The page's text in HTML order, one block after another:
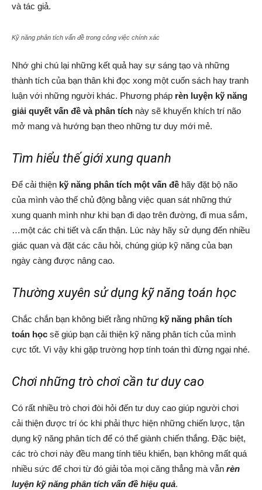
và tác giả.
Kỹ năng phân tích vấn đề trong công việc chính xác
Nhớ ghi chú lại những kết quả hay sự sáng tạo và những
thành tích của bạn thân khi đọc xong một cuốn sách hay tranh
luận với những người khác. Phương pháp rèn luyện kỹ năng
giải quyết vấn đề và phân tích này sẽ khuyến khích trí não
mở mang và hướng bạn theo những tư duy mới mẻ.
Tìm hiểu thế giới xung quanh
Để cải thiện kỹ năng phân tích một vấn đề hãy đặt bộ não
của mình vào thế chủ động bằng việc quan sát những thứ
xung quanh mình như khi bạn đi dạo trên đường, đi mua sắm,
…một các chi tiết và cẩn thận. Lúc này hãy sử dụng đến nhiều
giác quan và đặt các câu hỏi, chúng giúp kỹ năng của bạn
ngày càng được nâng cao.
Thường xuyên sử dụng kỹ năng toán học
Chắc chắn bạn không biết rằng những kỹ năng phân tích
toán học sẽ giúp bạn cải thiện kỹ năng phân tích của mình
cực tốt. Vì vậy khi gặp trường hợp tính toán thì đừng ngại nhé.
Chơi những trò chơi cần tư duy cao
Có rất nhiều trò chơi đòi hỏi đến tư duy cao giúp người chơi
cải thiện được trí óc khi phải thực hiện những chiến lược, tận
dụng kỹ năng phân tích để có thể giành chiến thắng. Đặc biệt,
các trò chơi này đều mang tính tiêu khiển, bạn không mất quá
nhiều sức để chơi từ đó giải tỏa mọi căng thẳng mà vẫn rèn
luyện kỹ năng phân tích vấn đề hiệu quả.